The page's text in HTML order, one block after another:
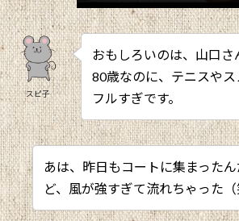
スピ子
おもしろいのは、山口さ
80歳なのに、テニスやス
フルすぎです。
あは、昨日もコートに集まったん
ど、風が強すぎて流れちゃった（